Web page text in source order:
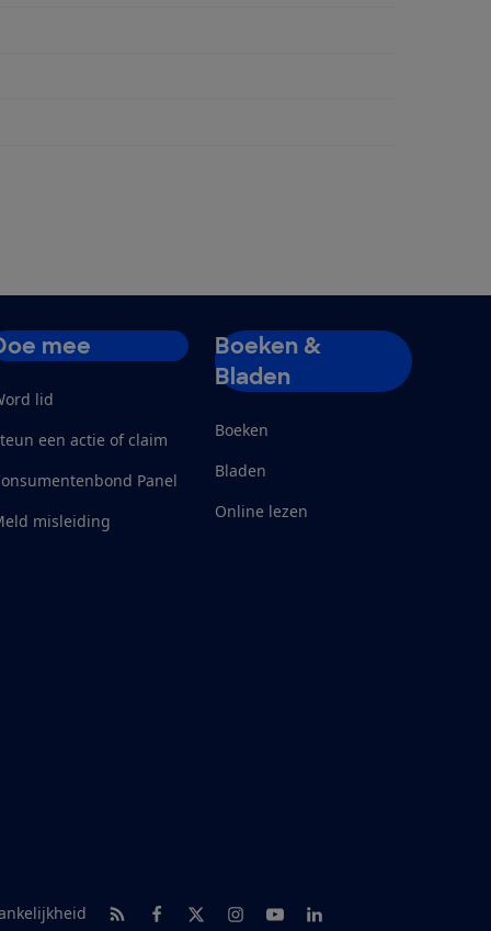
mee
lid
een actie of claim
Panel
misleiding
Boeken &
Bladen
Boeken
Bladen
Online lezen
RSS-feed nieuws
Facebook
TwitterInstagram
YoutubeLinkedIn